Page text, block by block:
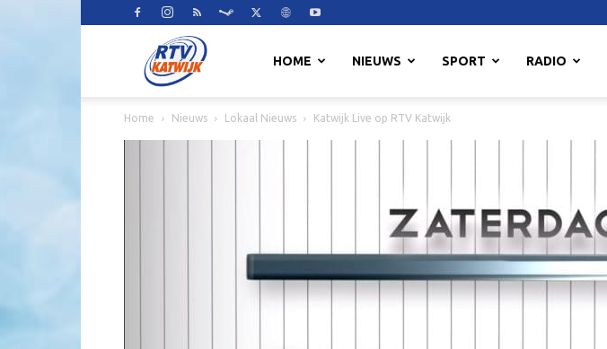
HOME NIEUWS SPORT RADIO
Home Nieuws Lokaal Nieuws Katwijk Live op RTV Katwijk